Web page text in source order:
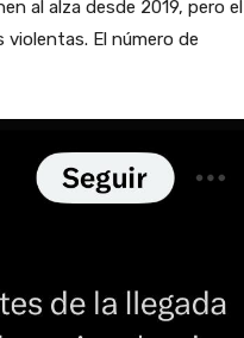
al alza desde 2019, pero el
El número de